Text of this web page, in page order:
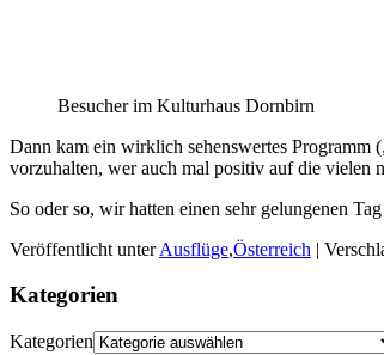
Besucher im Kulturhaus Dornbirn
Dann kam ein wirklich sehenswertes Programm
vorzuhalten, wer auch mal positiv auf die vielen
So oder so, wir hatten einen sehr gelungenen
Veröffentlicht unter Ausflüge,Österreich |
Kategorien
Kategorien